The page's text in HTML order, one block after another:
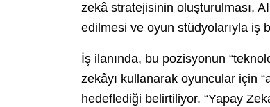
zekâ stratejisinin oluşturulması,
edilmesi ve oyun stüdyolarıyla iş
İş ilanında, bu pozisyonun
zekâyı kullanarak oyuncular için
hedeflediği belirtiliyor. “Yapay